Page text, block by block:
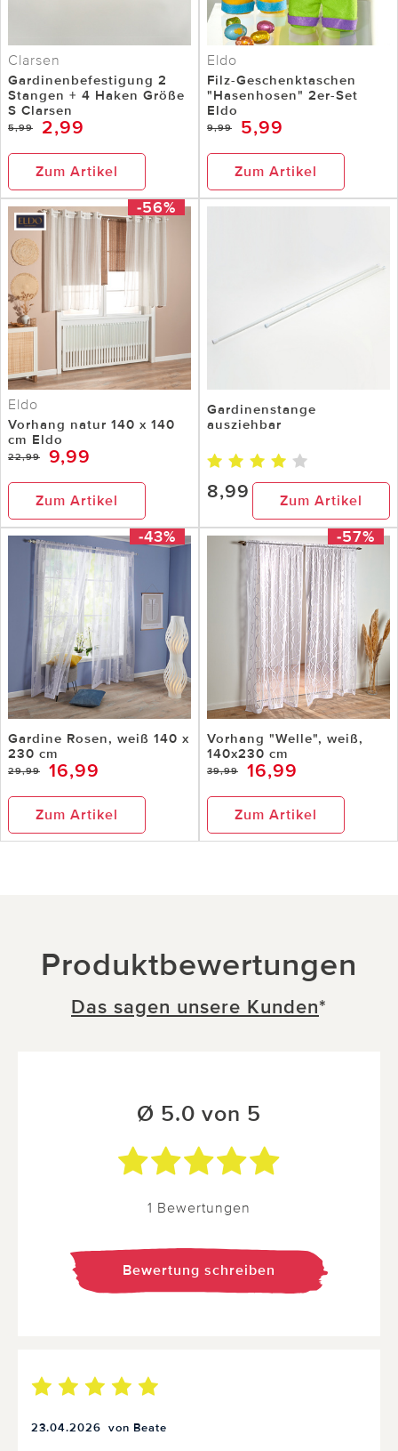
Clarsen
Gardinenbefestigung 2
Stangen + 4 Haken Größe
S Clarsen
5,99 2,99
Zum Artikel
Eldo
Filz-Geschenktaschen
"Hasenhosen" 2er-Set
Eldo
9,99 5,99
Zum Artikel
-56%
Eldo
Vorhang natur 140 x 140
cm Eldo
22,99 9,99
Zum Artikel
Gardinenstange
ausziehbar
8,99 Zum Artikel
-43%
Gardine Rosen, weiß 140 x
230 cm
29,99 16,99
Zum Artikel
-57%
Vorhang "Welle", weiß,
140x230 cm
39,99 16,99
Zum Artikel
Produktbewertungen
Das sagen unsere Kunden*
Ø 5.0 von 5
1 Bewertungen
Bewertung schreiben
23.04.2026 von Beate